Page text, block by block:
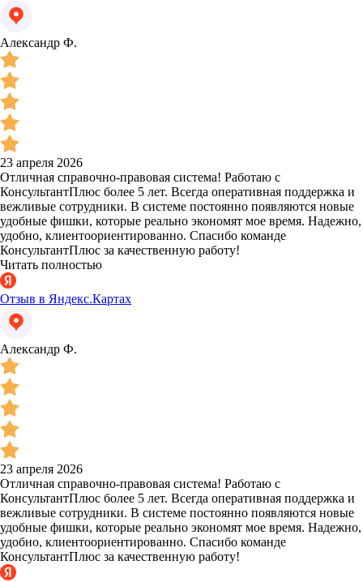
Александр Ф.
23 апреля 2026
Отличная справочно-правовая система! Работаю с
КонсультантПлюс более 5 лет. Всегда оперативная поддержка и
вежливые сотрудники. В системе постоянно появляются новые
удобные фишки, которые реально экономят мое время. Надежно,
удобно, клиентоориентированно. Спасибо команде
КонсультантПлюс за качественную работу!
Читать полностью
Отзыв в Яндекс.Картах
Александр Ф.
23 апреля 2026
Отличная справочно-правовая система! Работаю с
КонсультантПлюс более 5 лет. Всегда оперативная поддержка и
вежливые сотрудники. В системе постоянно появляются новые
удобные фишки, которые реально экономят мое время. Надежно,
удобно, клиентоориентированно. Спасибо команде
КонсультантПлюс за качественную работу!